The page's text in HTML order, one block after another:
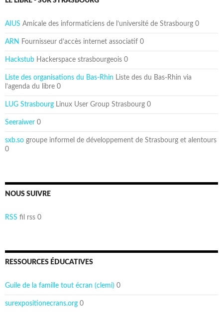
AIUS Amicale des informaticiens de l’université de Strasbourg 0
ARN Fournisseur d’accès internet associatif 0
Hackstub Hackerspace strasbourgeois 0
Liste des organisations du Bas-Rhin Liste des du Bas-Rhin via
l’agenda du libre 0
LUG Strasbourg Linux User Group Strasbourg 0
Seeraiwer 0
sxb.so groupe informel de développement de Strasbourg et alentours
0
NOUS SUIVRE
RSS fil rss 0
RESSOURCES ÉDUCATIVES
Guile de la famille tout écran (clemi) 0
surexpositionecrans.org 0